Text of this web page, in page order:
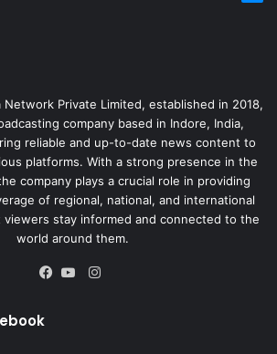
Private Limited, established in 2018,
company based in Indore, India,
reliable and up-to-date news content to
platforms. With a strong presence in the
company plays a crucial role in providing
of regional, national, and international
stay informed and connected to the
world around them.
Instagram